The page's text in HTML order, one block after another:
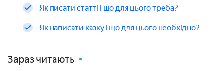
Як писати статті і що для цього треба?
Як написати казку і що для цього необхідно?
Зараз читають